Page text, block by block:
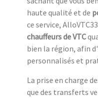
haute qualité et de
ce service,
chauffeurs de VTC
bien la région, afin
personnalisés et
La prise en charge
que des transferts